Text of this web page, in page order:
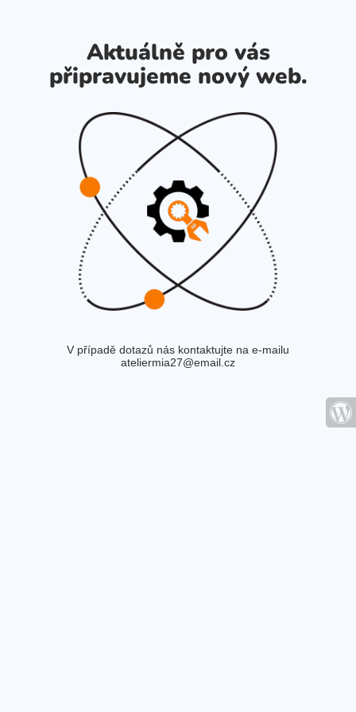
Aktuálně pro vás
připravujeme nový web.
V případě dotazů nás kontaktujte na e-mailu
ateliermia27@email.cz